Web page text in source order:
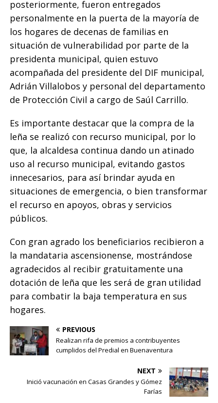
k r
posteriormente, fueron entregados
personalmente en la puerta de la mayoría de
los hogares de decenas de familias en
situación de vulnerabilidad por parte de la
presidenta municipal, quien estuvo
acompañada del presidente del DIF municipal,
Adrián Villalobos y personal del departamento
de Protección Civil a cargo de Saúl Carrillo.
Es importante destacar que la compra de la
leña se realizó con recurso municipal, por lo
que, la alcaldesa continua dando un atinado
uso al recurso municipal, evitando gastos
innecesarios, para así brindar ayuda en
situaciones de emergencia, o bien transformar
el recurso en apoyos, obras y servicios
públicos.
Con gran agrado los beneficiarios recibieron a
la mandataria ascensionense, mostrándose
agradecidos al recibir gratuitamente una
dotación de leña que les será de gran utilidad
para combatir la baja temperatura en sus
hogares.
PREVIOUS
Realizan rifa de premios a contribuyentes
cumplidos del Predial en Buenaventura
NEXT
Inició vacunación en Casas Grandes y Gómez
Farías